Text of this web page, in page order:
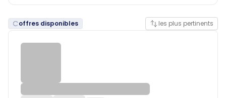
offres disponibles les plus pertinents